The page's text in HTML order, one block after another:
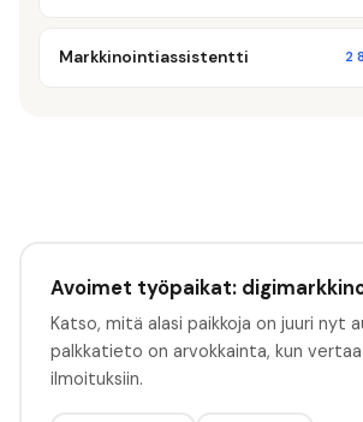
Markkinointiassistentti 2
Avoimet työpaikat:
Katso, mitä alasi paikkoja on juuri nyt
palkkatieto on arvokkainta, kun
ilmoituksiin.